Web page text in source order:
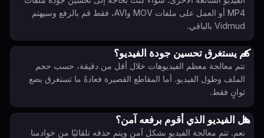
MP4 أو العمل على ملفات MOV وAVI، فقط قم بالرفع وسيهتم
Vidmud بالباقي.
كم يستغرق تحسين جودة الفيديو؟
تتم معالجة معظم الفيديوهات خلال أقل من دقيقة، حسب حجم
الملف وطول الفيديو. أما المقاطع القصيرة فعادةً ما تستغرق بضع
ثوانٍ فقط.
هل الفيديو الذي أقوم برفعه آمن؟
نعم. تتم معالجة الفيديو بشكل آمن ويتم حذفه تلقائيًا من خوادمنا